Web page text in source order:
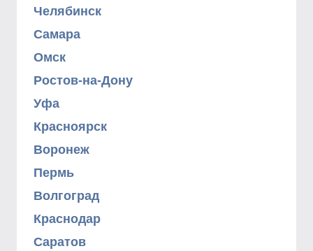
Челябинск
Самара
Омск
Ростов-на-Дону
Уфа
Красноярск
Воронеж
Пермь
Волгоград
Краснодар
Саратов